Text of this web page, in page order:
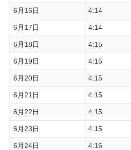
6月16日 4:14
6月17日 4:14
6月18日 4:15
6月19日 4:15
6月20日 4:15
6月21日 4:15
6月22日 4:15
6月23日 4:15
6月24日 4:16